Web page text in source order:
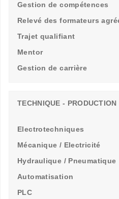
Gestion de compétences
Relevé des formateurs
Trajet qualifiant
Mentor
Gestion de carrière
TECHNIQUE -
Electrotechniques
Mécanique / Electricité
Hydraulique / Pneumatique
Automatisation
PLC